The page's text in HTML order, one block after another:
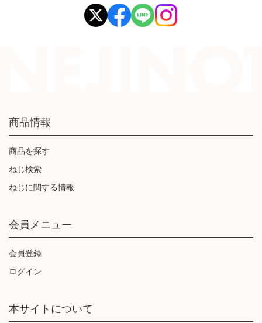
工業資材(栃木屋)
商品情報
商品を探す
ねじ検索
ねじに関する情報
会員メニュー
会員登録
ログイン
本サイトについて